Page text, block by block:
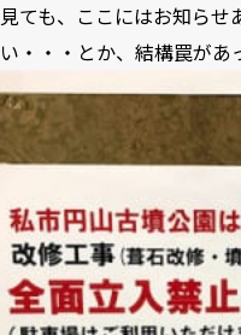
見ても、ここにはお知らせ
い・・・とか、結構罠があ